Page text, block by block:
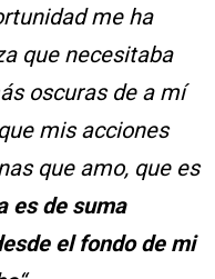
me ha
que necesitaba
oscuras de a mí
mis acciones
que amo, que es
es de suma
el fondo de mi